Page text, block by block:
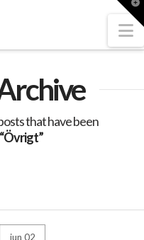
that have been
“Övrigt”
jun 02